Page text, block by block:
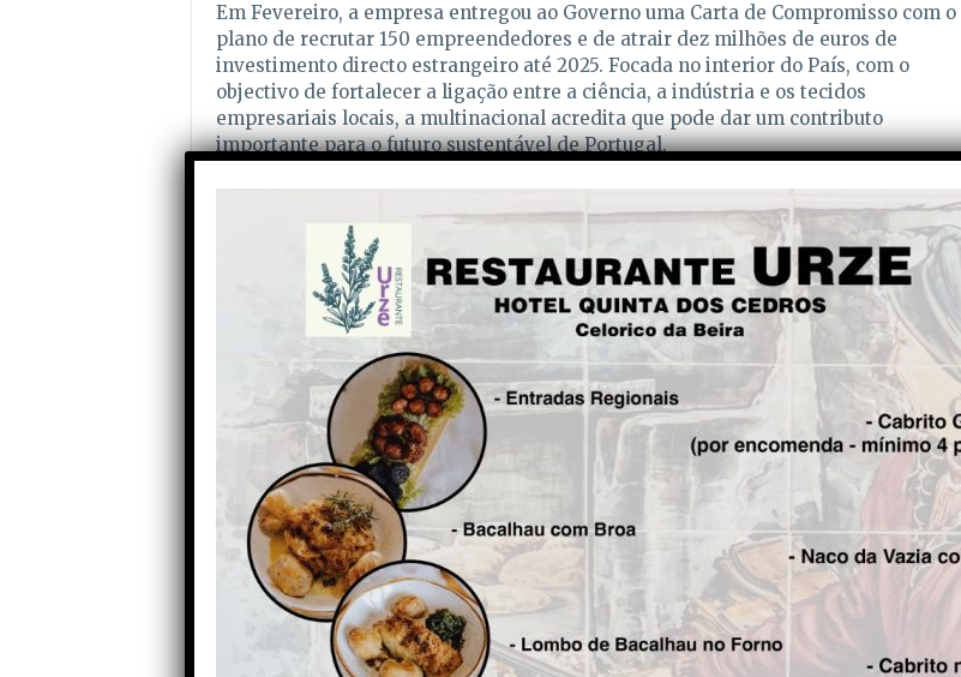
Em Fevereiro, a empresa entregou ao Governo uma Carta de Compromisso com o
plano de recrutar 150 empreendedores e de atrair dez milhões de euros de
investimento directo estrangeiro até 2025. Focada no interior do País, com o
objectivo de fortalecer a ligação entre a ciência, a indústria e os tecidos
empresariais locais, a multinacional acredita que pode dar um contributo
importante para o futuro sustentável de Portugal.
Fundada em 2009 em Vancouver, a Empowered Startups tem como missão ligar o
trabalho feito em universidades com o mundo empresarial, ajudando
investigadores e empreendedores a comercializar a inovação. Aposta em regiões
fora dos grandes centros urbanos para atrair talento e novas oportunidades de
trabalho e de negócio. Desde o ano de fundação, já apoiou mais de 2.600
empreendedores e contribuiu para a criação de mais de 450 start-ups em vários
continentes.
Partilhe com os seus amigos nas redes sociais!
Anterior
Autocarro incendiou-se na
estrada que liga Carvalho a
Vila Nova de Poiares
Seg.
Universidade do Minho
coordena projecto europeu
para proteger infra-
estruturas críticas e
minimizar efeitos das
alterações climáticas